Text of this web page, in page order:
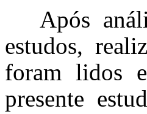
Após
estudos,
foram lidos
presente